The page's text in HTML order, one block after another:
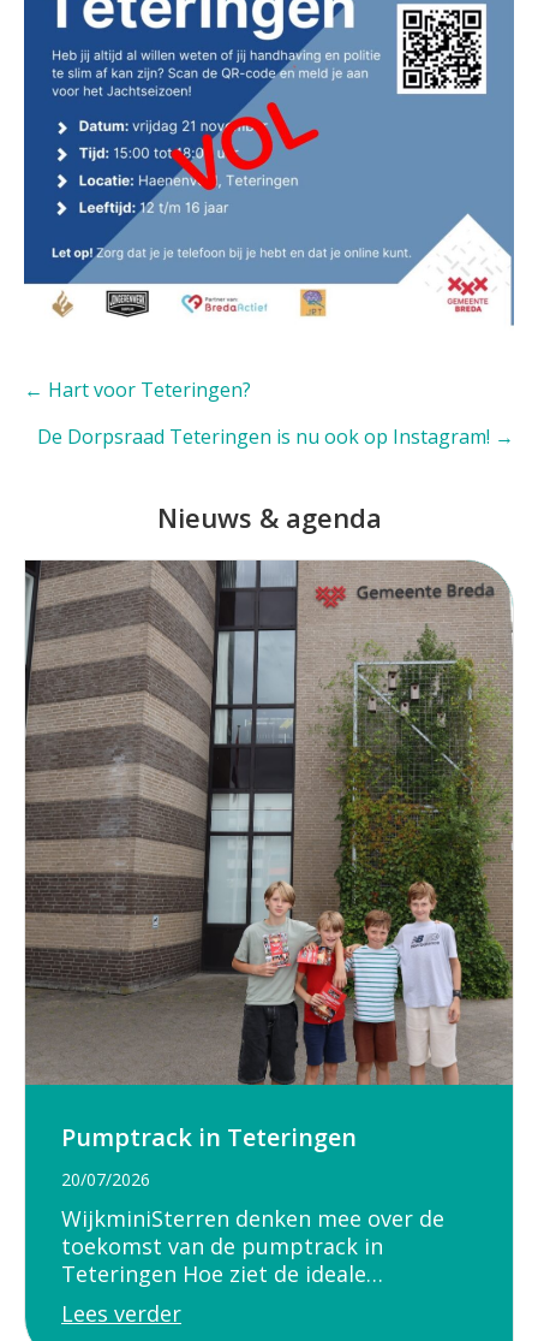
Posts
navigation
← Hart voor Teteringen?
De Dorpsraad Teteringen is nu ook op Instagram! →
Nieuws & agenda
Pumptrack in Teteringen
20/07/2026
WijkminiSterren denken mee over de
toekomst van de pumptrack in
Teteringen Hoe ziet de ideale…
Lees verder